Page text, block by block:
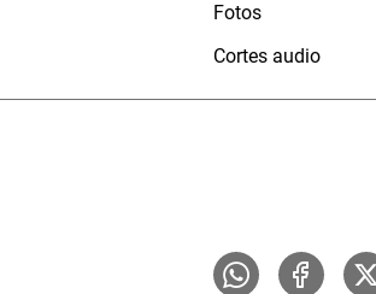
Fotos
Cortes audio